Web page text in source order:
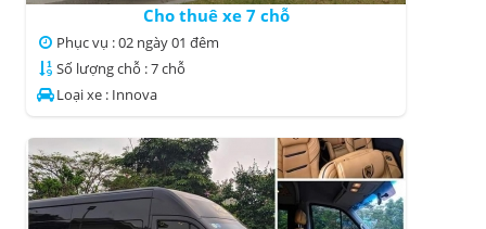
Cho thuê xe 7 chỗ
Phục vụ : 02 ngày 01 đêm
Số lượng chỗ : 7 chỗ
Loại xe : Innova